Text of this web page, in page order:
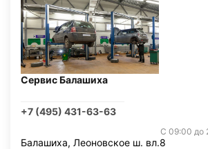
Сервис Балашиха
+7 (495) 431-63-63
С 09:00 до
Балашиха, Леоновское ш. вл.8